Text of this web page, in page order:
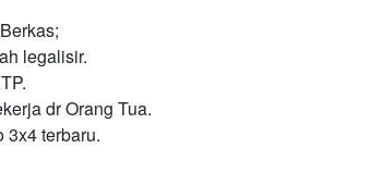
legalisir.
dr Orang Tua.
3x4 terbaru.